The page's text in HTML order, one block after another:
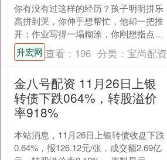
你有没有过这样的经历？孩子明明拼乐
高拼到哭，你伸手想帮忙，他却一把推
开；作业写得一塌糊涂，你刚想指点几
句，他直接把本子合上：“不用你管！” 这
时候当爸妈的心里肯....
升宏网 查看： 196 分类： 宝尚配资
金八号配资 11月26日上银
转债下跌064%，转股溢价
率918%
本站消息，11月26日上银转债收盘下跌
0.64%，报126.12元/张，成交额2.69亿